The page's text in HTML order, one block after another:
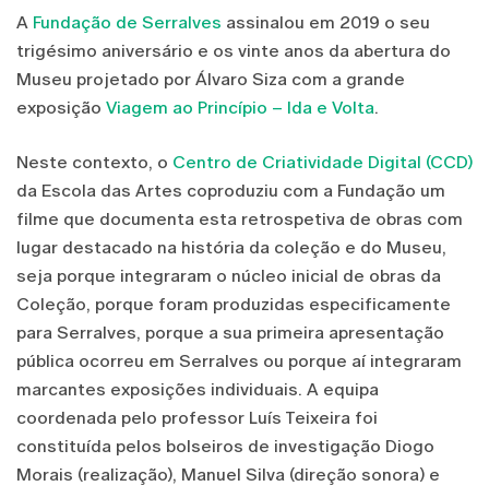
A Fundação de Serralves assinalou em 2019 o seu
trigésimo aniversário e os vinte anos da abertura do
Museu projetado por Álvaro Siza com a grande
exposição Viagem ao Princípio – Ida e Volta.
Neste contexto, o Centro de Criatividade Digital (CCD)
da Escola das Artes coproduziu com a Fundação um
filme que documenta esta retrospetiva de obras com
lugar destacado na história da coleção e do Museu,
seja porque integraram o núcleo inicial de obras da
Coleção, porque foram produzidas especificamente
para Serralves, porque a sua primeira apresentação
pública ocorreu em Serralves ou porque aí integraram
marcantes exposições individuais. A equipa
coordenada pelo professor Luís Teixeira foi
constituída pelos bolseiros de investigação Diogo
Morais (realização), Manuel Silva (direção sonora) e